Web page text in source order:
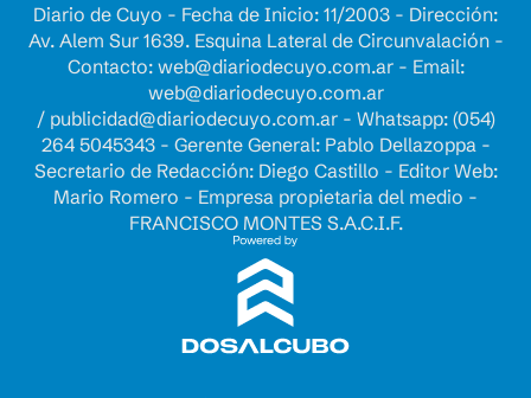
Diario de Cuyo - Fecha de Inicio: 11/2003 - Dirección:
Av. Alem Sur 1639. Esquina Lateral de Circunvalación -
Contacto: web@diariodecuyo.com.ar- Email:
web@diariodecuyo.com.ar
/ publicidad@diariodecuyo.com.ar- Whatsapp: (054)
264 5045343 - Gerente General: Pablo Dellazoppa -
Secretario de Redacción: Diego Castillo - Editor Web:
Mario Romero - Empresa propietaria del medio -
FRANCISCO MONTES S.A.C.I.F.